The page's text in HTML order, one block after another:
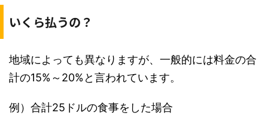
いくら払うの？
地域によっても異なりますが、一般的には料金の合
計の15%～20%と言われています。
例）合計25ドルの食事をした場合